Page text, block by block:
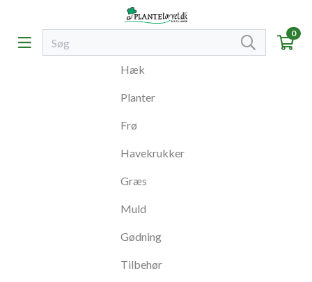
0
Hæk
Planter
Frø
Havekrukker
Græs
Muld
Gødning
Tilbehør